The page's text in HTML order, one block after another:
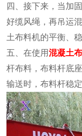
四、接下来，当加
好缆风绳，再吊运
土布料机的平衡、稳
五、在使用混凝土
杆布料，布料杆底
输送时，布料杆稳